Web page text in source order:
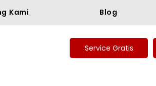
Kami Blog
Service Gratis